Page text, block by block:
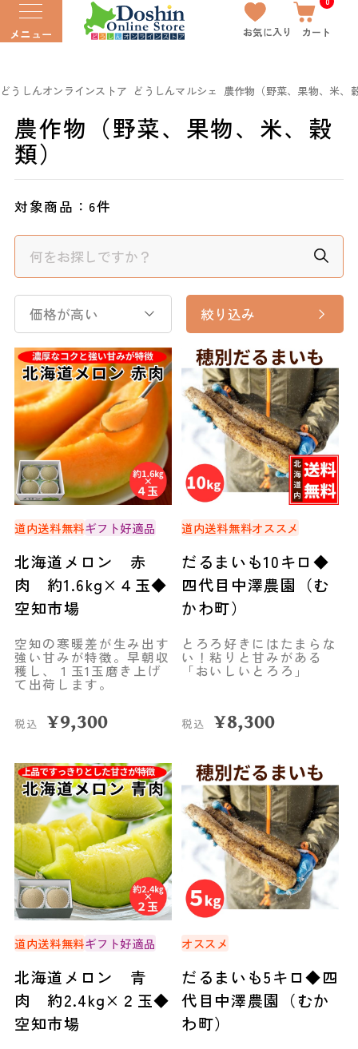
メニュー お気に入り カート
どうしんオンラインストア どうしんマルシェ 農作物（野菜、果物、米、
農作物（野菜、果物、米、穀
類）
対象商品： 6件
価格が高い 絞り込み
道内送料無料ギフト好適品
北海道メロン 赤
肉 約1.6kg×４玉◆
空知市場
空知の寒暖差が生み出す
強い甘みが特徴。早朝収
穫し、１玉1玉磨き上げ
て出荷します。
税込 ¥9,300
道内送料無料オススメ
だるまいも10キロ◆
四代目中澤農園（む
かわ町）
とろろ好きにはたまらな
い！粘りと甘みがある
「おいしいとろろ」
税込 ¥8,300
道内送料無料ギフト好適品
北海道メロン 青
肉 約2.4kg×２玉◆
空知市場
オススメ
だるまいも5キロ◆四
代目中澤農園（むか
わ町）